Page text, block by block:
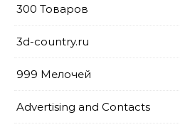
300 Товаров
3d-country.ru
999 Мелочей
Advertising and Contacts